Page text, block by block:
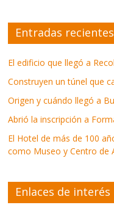
Entradas recientes
El edificio que llegó a
Construyen un túnel que
Origen y cuándo llegó a
Abrió la inscripción a
El Hotel de más de 100
como Museo y Centro de
Enlaces de interés